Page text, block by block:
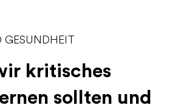
GESUNDHEIT
kritisches
sollten und